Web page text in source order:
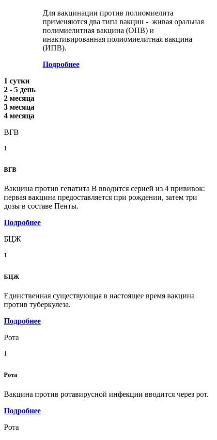
Для вакцинации против полиомиелита
применяются два типа вакцин - живая оральная
полимиелитная вакцина (ОПВ) и
инактивированная полиомиелитная вакцина
(ИПВ).
Подробнее
1 сутки
2 - 5 день
2 месяца
3 месяца
4 месяца
ВГВ
1
ВГВ
Вакцина против гепатита В вводится серией из 4 прививок:
первая вакцина предоставляется при рождении, затем три
дозы в составе Пенты.
Подробнее
БЦЖ
1
БЦЖ
Единственная существующая в настоящее время вакцина
против туберкулеза.
Подробнее
Рота
1
Рота
Вакцина против ротавирусной инфекции вводится через рот.
Подробнее
Рота